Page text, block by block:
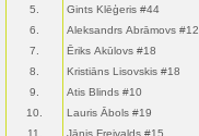
5.
Gints Klēģeris #44
6.
Aleksandrs Abrāmovs #12
7.
Ēriks Akūlovs #18
8.
Kristiāns Lisovskis #18
9.
Atis Blinds #10
10.
Lauris Ābols #19
11.
Jānis Freivalds #15